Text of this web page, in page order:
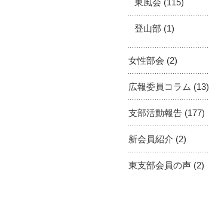
東風会 (115)
登山部 (1)
女性部会 (2)
広報委員コラム (13)
支部活動報告 (177)
新会員紹介 (2)
東支部会員の声 (2)